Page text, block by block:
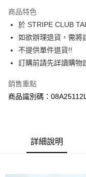
臺灣中小企業銀行
匯豐（台灣）商業銀行
聯邦商業銀行
元大商業銀行
玉山商業銀行
台灣樂天信用卡公司
Apple Pay
街口支付
悠遊付
大哥付你分期
相關說明
流程，驗證手機門號後，
成交易。
【關於「AFTEE先享後付」
AFTEE先享後付是「在收
１．簡單：不需註冊會員
ATM付款
商品特色
於 STRIPE CLUB
如欲辦理退貨，需將
不提供單件退貨!!
訂購前請先詳讀購物
銷售重點
商品識別碼：
詳細說明